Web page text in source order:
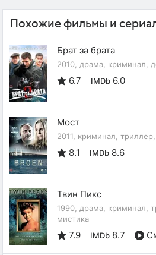
Похожие фильмы и
Брат за брата
2010, драма, криминал,
6.7 IMDb 6.0
Мост
2011, криминал,
8.1 IMDb 8.6
Твин Пикс
1990, драма, криминал,
мистика
7.9 IMDb 8.7